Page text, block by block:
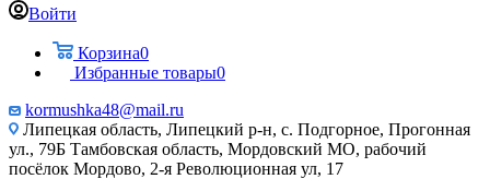
Войти
Корзина0
Избранные товары0
kormushka48@mail.ru
Липецкая область, Липецкий р-н, с. Подгорное, Прогонная
ул., 79Б Тамбовская область, Мордовский МО, рабочий
посёлок Мордово, 2-я Революционная ул, 17